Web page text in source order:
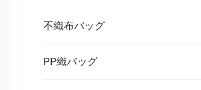
不織布バッグ
PP織バッグ